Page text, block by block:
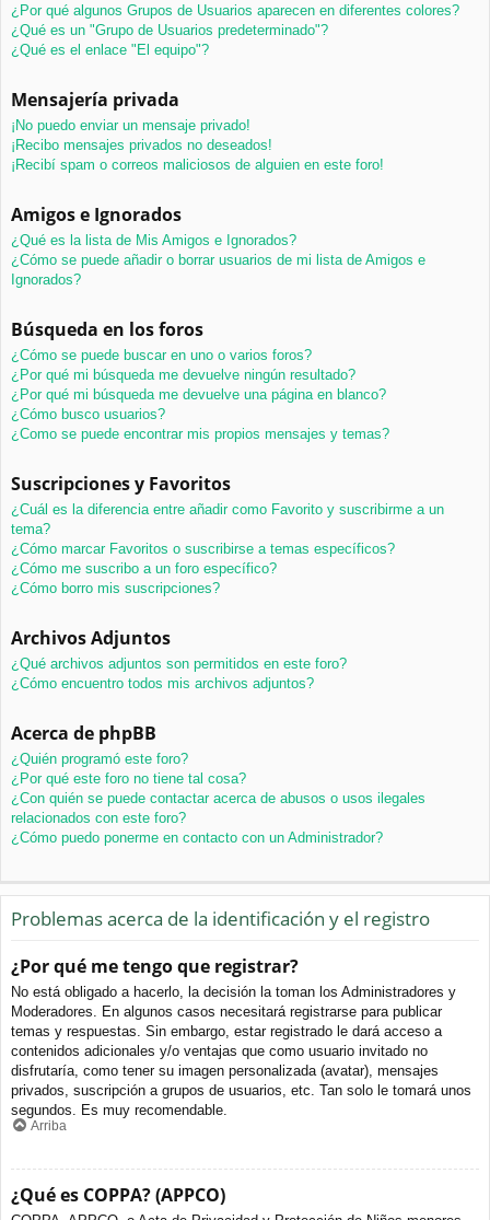
¿Por qué algunos Grupos de Usuarios aparecen en diferentes colores?
¿Qué es un "Grupo de Usuarios predeterminado"?
¿Qué es el enlace "El equipo"?
Mensajería privada
¡No puedo enviar un mensaje privado!
¡Recibo mensajes privados no deseados!
¡Recibí spam o correos maliciosos de alguien en este foro!
Amigos e Ignorados
¿Qué es la lista de Mis Amigos e Ignorados?
¿Cómo se puede añadir o borrar usuarios de mi lista de Amigos e
Ignorados?
Búsqueda en los foros
¿Cómo se puede buscar en uno o varios foros?
¿Por qué mi búsqueda me devuelve ningún resultado?
¿Por qué mi búsqueda me devuelve una página en blanco?
¿Cómo busco usuarios?
¿Como se puede encontrar mis propios mensajes y temas?
Suscripciones y Favoritos
¿Cuál es la diferencia entre añadir como Favorito y suscribirme a un
tema?
¿Cómo marcar Favoritos o suscribirse a temas específicos?
¿Cómo me suscribo a un foro específico?
¿Cómo borro mis suscripciones?
Archivos Adjuntos
¿Qué archivos adjuntos son permitidos en este foro?
¿Cómo encuentro todos mis archivos adjuntos?
Acerca de phpBB
¿Quién programó este foro?
¿Por qué este foro no tiene tal cosa?
¿Con quién se puede contactar acerca de abusos o usos ilegales
relacionados con este foro?
¿Cómo puedo ponerme en contacto con un Administrador?
Problemas acerca de la identificación y el registro
¿Por qué me tengo que registrar?
No está obligado a hacerlo, la decisión la toman los Administradores y
Moderadores. En algunos casos necesitará registrarse para publicar
temas y respuestas. Sin embargo, estar registrado le dará acceso a
contenidos adicionales y/o ventajas que como usuario invitado no
disfrutaría, como tener su imagen personalizada (avatar), mensajes
privados, suscripción a grupos de usuarios, etc. Tan solo le tomará unos
segundos. Es muy recomendable.
Arriba
¿Qué es COPPA? (APPCO)